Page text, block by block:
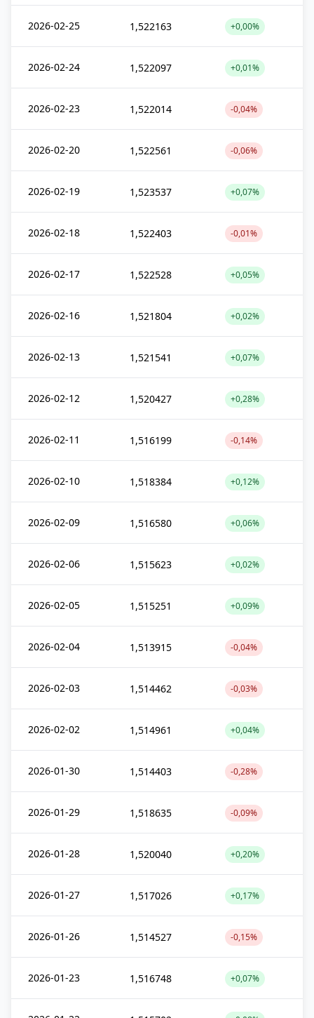
2026-02-25 1,522163 +0,00%
2026-02-24 1,522097 +0,01%
2026-02-23 1,522014 -0,04%
2026-02-20 1,522561 -0,06%
2026-02-19 1,523537 +0,07%
2026-02-18 1,522403 -0,01%
2026-02-17 1,522528 +0,05%
2026-02-16 1,521804 +0,02%
2026-02-13 1,521541 +0,07%
2026-02-12 1,520427 +0,28%
2026-02-11 1,516199 -0,14%
2026-02-10 1,518384 +0,12%
2026-02-09 1,516580 +0,06%
2026-02-06 1,515623 +0,02%
2026-02-05 1,515251 +0,09%
2026-02-04 1,513915 -0,04%
2026-02-03 1,514462 -0,03%
2026-02-02 1,514961 +0,04%
2026-01-30 1,514403 -0,28%
2026-01-29 1,518635 -0,09%
2026-01-28 1,520040 +0,20%
2026-01-27 1,517026 +0,17%
2026-01-26 1,514527 -0,15%
2026-01-23 1,516748 +0,07%